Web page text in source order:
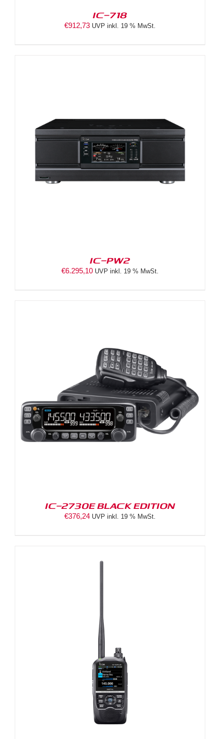
IC-718
€912,73 UVP inkl. 19 % MwSt.
IC-PW2
€6.295,10 UVP inkl. 19 % MwSt.
IC-2730E BLACK EDITION
€376,24 UVP inkl. 19 % MwSt.